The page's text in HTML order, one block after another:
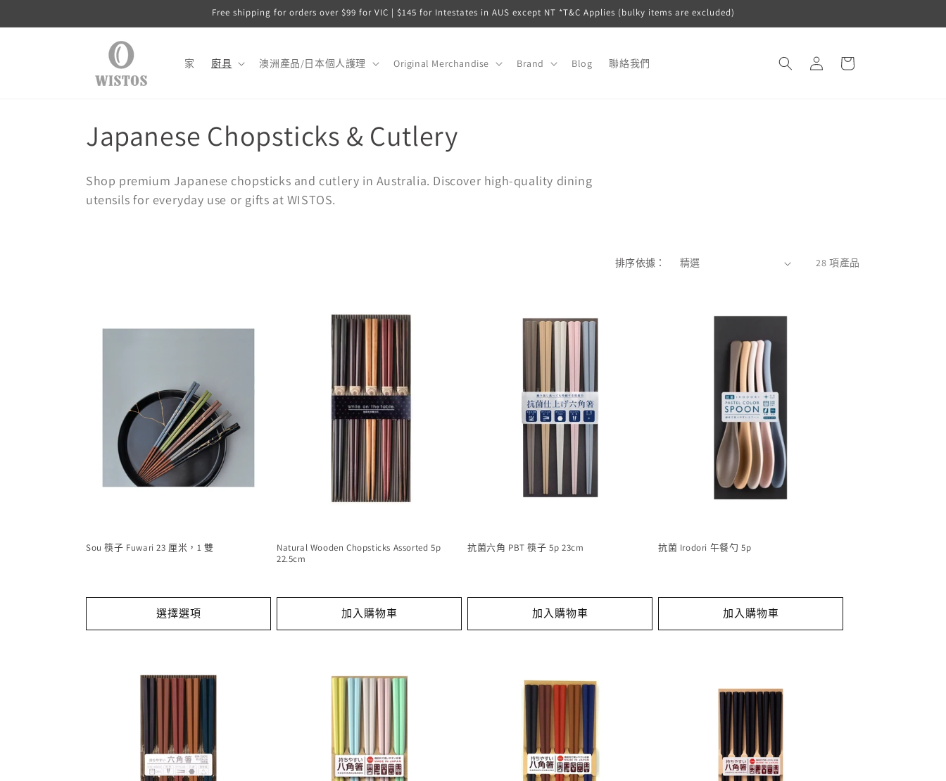
Free shipping for orders over $99 for VIC | $145 for Intestates in AUS except NT *T&C Applies (bulky items are excluded)
家 廚具 澳洲產品/日本個人護理 Original Merchandise Brand Blog 聯絡我們
登
入
物
商
品
系
Japanese Chopsticks & Cutlery
Shop premium Japanese chopsticks and cutlery in Australia. Discover high-quality dining
utensils for everyday use or gifts at WISTOS.
排序依據： 28 項產品
Sou 筷子 Fuwari 23 厘米，1 雙
選擇選項
Natural Wooden Chopsticks Assorted 5p
22.5cm
加入購物車
抗菌六角 PBT 筷子 5p 23cm
加入購物車
抗菌 Irodori 午餐勺 5p
加入購物車